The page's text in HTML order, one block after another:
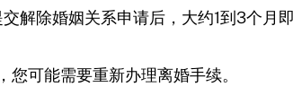
解除婚姻关系申请后，大约1到3个月
可能需要重新办理离婚手续。